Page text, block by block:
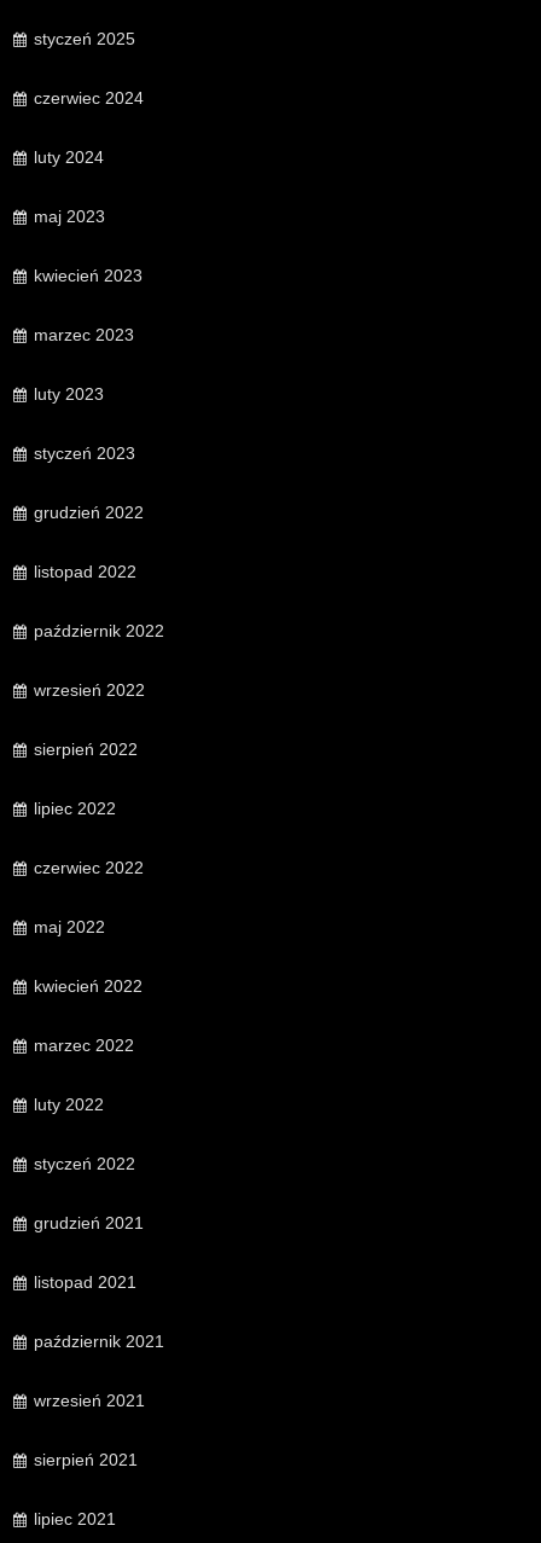
styczeń 2025
czerwiec 2024
luty 2024
maj 2023
kwiecień 2023
marzec 2023
luty 2023
styczeń 2023
grudzień 2022
listopad 2022
październik 2022
wrzesień 2022
sierpień 2022
lipiec 2022
czerwiec 2022
maj 2022
kwiecień 2022
marzec 2022
luty 2022
styczeń 2022
grudzień 2021
listopad 2021
październik 2021
wrzesień 2021
sierpień 2021
lipiec 2021